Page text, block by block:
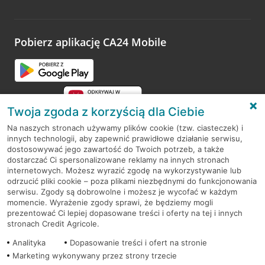
opinie.
Pobierz aplikację CA24 Mobile
RODO
Regulamin serwisu
Mapa serwisu
PolitykaCookies
Twoja zgoda z korzyścią dla Ciebie
Na naszych stronach używamy plików cookie (tzw. ciasteczek) i
innych technologii, aby zapewnić prawidłowe działanie serwisu,
dostosowywać jego zawartość do Twoich potrzeb, a także
dostarczać Ci spersonalizowane reklamy na innych stronach
internetowych. Możesz wyrazić zgodę na wykorzystywanie lub
odrzucić pliki cookie – poza plikami niezbędnymi do funkcjonowania
serwisu. Zgody są dobrowolne i możesz je wycofać w każdym
momencie. Wyrażenie zgody sprawi, że będziemy mogli
prezentować Ci lepiej dopasowane treści i oferty na tej i innych
stronach Credit Agricole.
Analityka
Dopasowanie treści i ofert na stronie
Marketing wykonywany przez strony trzecie